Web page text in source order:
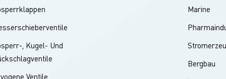
geringem Geräuschpegel und Einsitzigkeit findet
Reaktionen zu gewährleisten.Erdölindustrie: Gewährleistet
effizienten und stabilen Flüssigkeitstransport und eine zuverlässige
bei der Erdölgewinnung und -verarbeitung.Metallurgische
, Kugel- Und
Ventile
Marine
Bergbau